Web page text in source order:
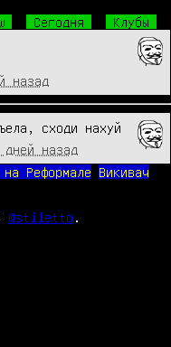
Сегодня
Клубы
назад
сходи нахуй
дней назад
на Реформале
Викивач
@stiletto